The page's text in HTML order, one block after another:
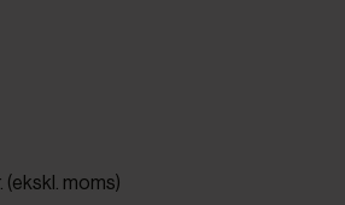
(ekskl. moms)